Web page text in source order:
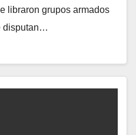
libraron grupos armados
disputan…